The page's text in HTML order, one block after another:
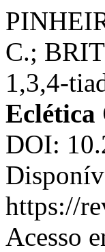
C.;
1,3,4-
Eclética
DOI:
https://
Acesso